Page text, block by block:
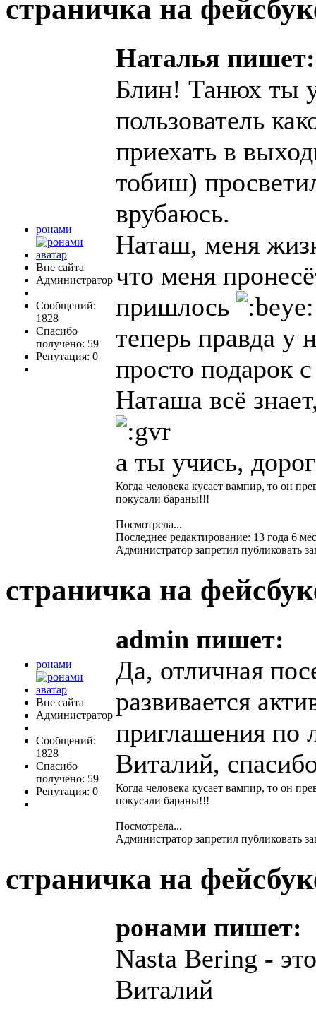
страничка на
ронами
Вне сайта
Администратор
Сообщений:
1828
Спасибо
получено: 59
Репутация: 0
Наталья пишет:
Блин! Танюх ты
пользователь
приехать в
тобиш)
врубаюсь.
Наташ, меня
что меня
пришлось
теперь правда у
просто подарок
Наташа всё
а ты учись,
Когда человека кусает вампир, то он
покусали бараны!!!
Посмотрела...
Последнее редактирование: 13 года 6
Администратор запретил публиковать
страничка на
ронами
Вне сайта
Администратор
Сообщений:
1828
Спасибо
получено: 59
Репутация: 0
admin пишет:
Да, отличная
развивается
приглашения по
Виталий,
Когда человека кусает вампир, то он
покусали бараны!!!
Посмотрела...
Администратор запретил публиковать
страничка на
ронами пишет:
Nasta Bering -
Виталий